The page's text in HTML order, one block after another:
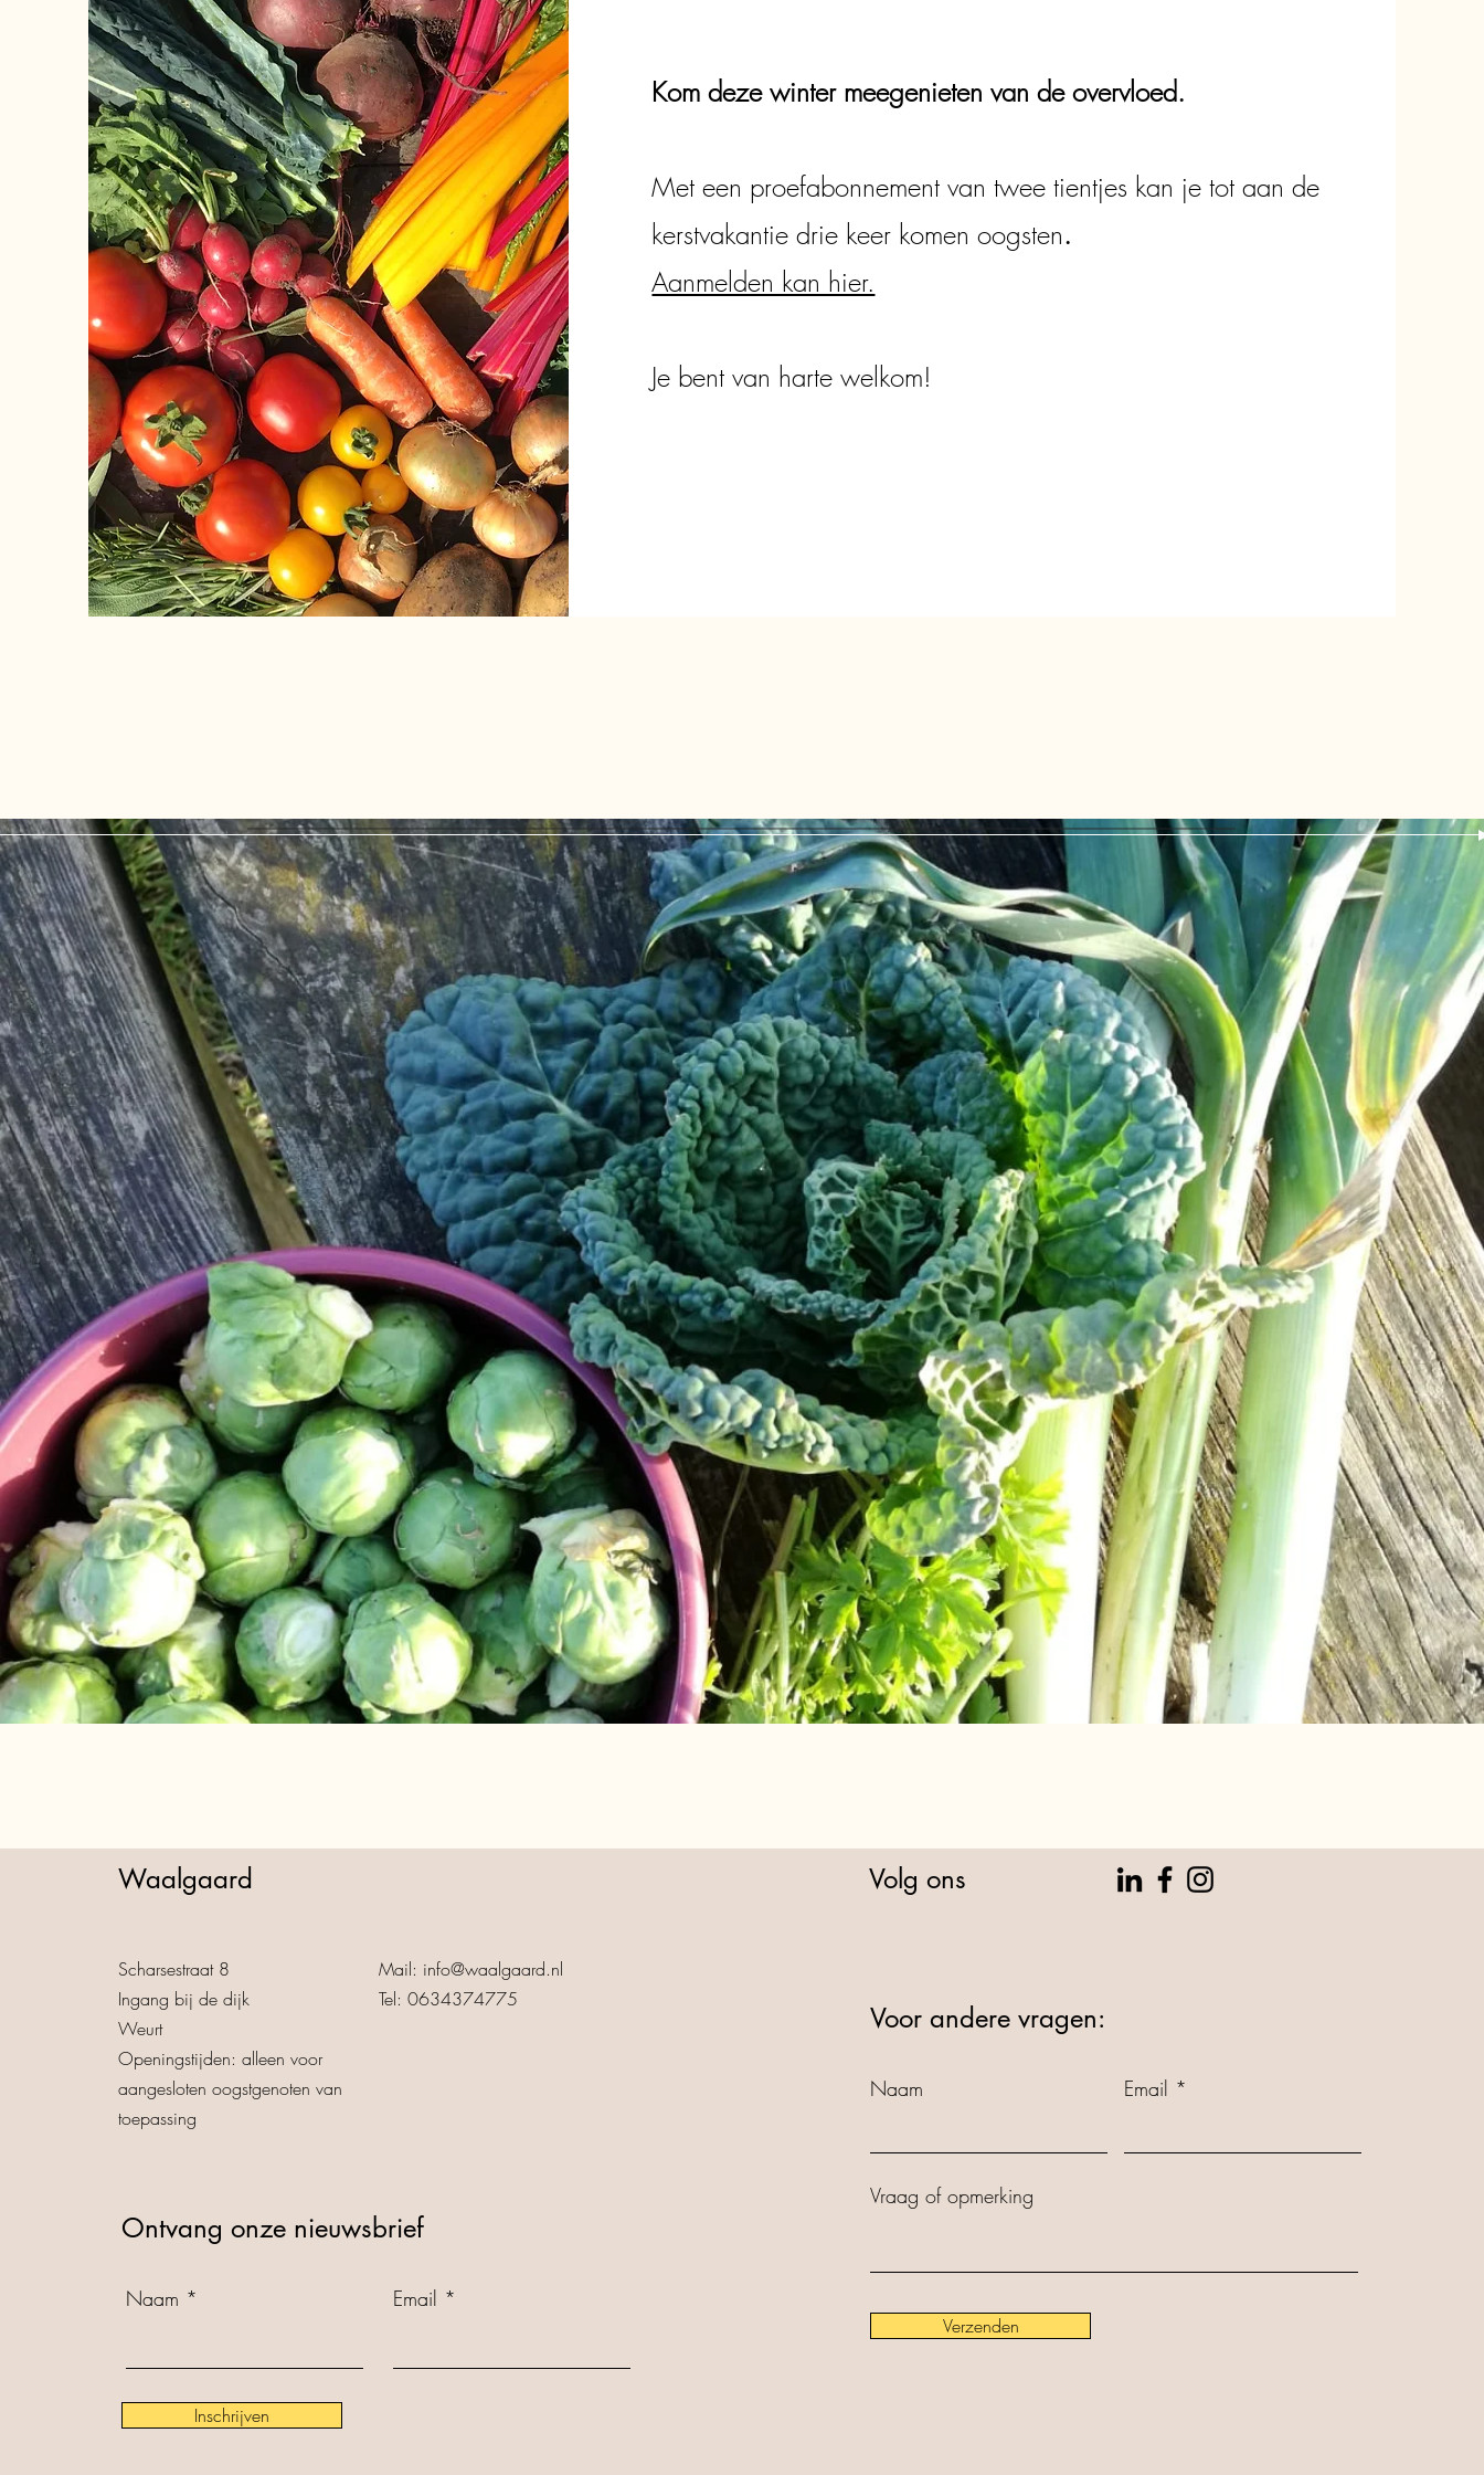
Kom deze winter meegenieten van de overvloed.
Met een proefabonnement van twee tientjes kan je tot aan de
kerstvakantie drie keer komen oogsten.
​Aanmelden kan hier.
Je bent van harte welkom!
Waalgaard
Scharsestraat 8
Ingang bij de dijk
Weurt
Openingstijden: alleen voor
aangesloten oogstgenoten van
toepassing
Mail: info@waalgaard.nl
Tel: 0634374775
Ontvang onze nieuwsbrief
Naam Email
Inschrijven
Volg ons
Voor andere vragen:
Naam Email
Vraag of opmerking
Verzenden